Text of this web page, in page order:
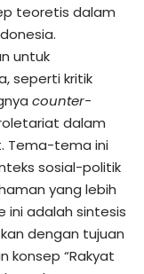
teoretis dalam
untuk
seperti kritik
counter-
dalam
Tema-tema ini
sosial-politik
yang lebih
ini adalah sintesis
dengan tujuan
konsep “Rakyat